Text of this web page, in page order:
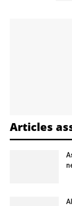
Articles